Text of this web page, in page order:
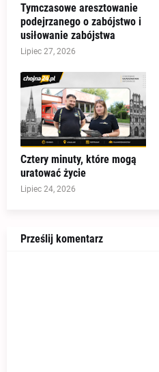
Tymczasowe aresztowanie
podejrzanego o zabójstwo i
usiłowanie zabójstwa
Lipiec 27, 2026
Cztery minuty, które mogą
uratować życie
Lipiec 24, 2026
Prześlij komentarz